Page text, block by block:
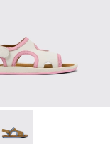
K800596-003 - รอ
Bicho - K800596-